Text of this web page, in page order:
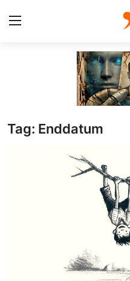
Galerie
Tag: Enddatum